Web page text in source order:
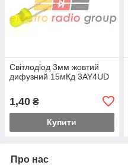
Світлодіод 3мм жовтий
дифузний 15мКд 3AY4UD
1,40 ₴
Купити
Про нас